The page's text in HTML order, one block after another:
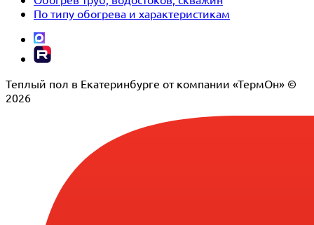
По типу обогрева и характеристикам
Теплый пол в Екатеринбурге от компании «ТермОн» ©
2026